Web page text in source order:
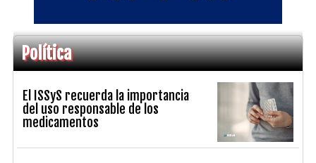
Política
El ISSyS recuerda la importancia
del uso responsable de los
medicamentos